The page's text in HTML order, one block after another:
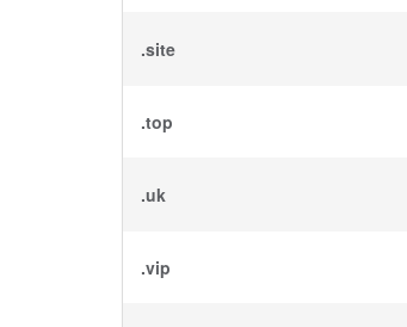
.site
.top
.uk
.vip